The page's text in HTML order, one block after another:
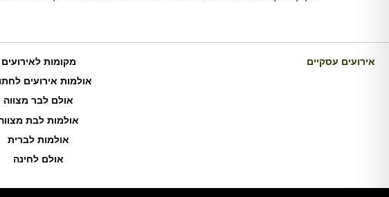
אירועים עסקיים
מקומות לאירועים
אולמות אירועים
אולם לבר מצווה
אולמות לבת
אולמות לברית
אולם לחינה